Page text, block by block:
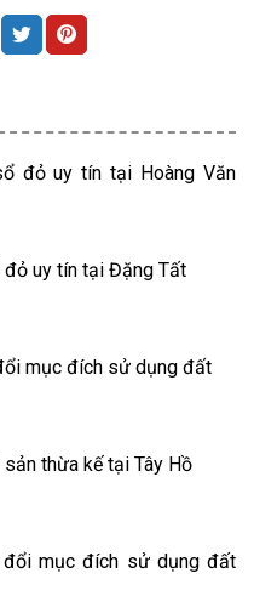
đỏ uy tín tại Hoàng Văn
uy tín tại Đặng Tất
mục đích sử dụng đất
thừa kế tại Tây Hồ
đổi mục đích sử dụng đất